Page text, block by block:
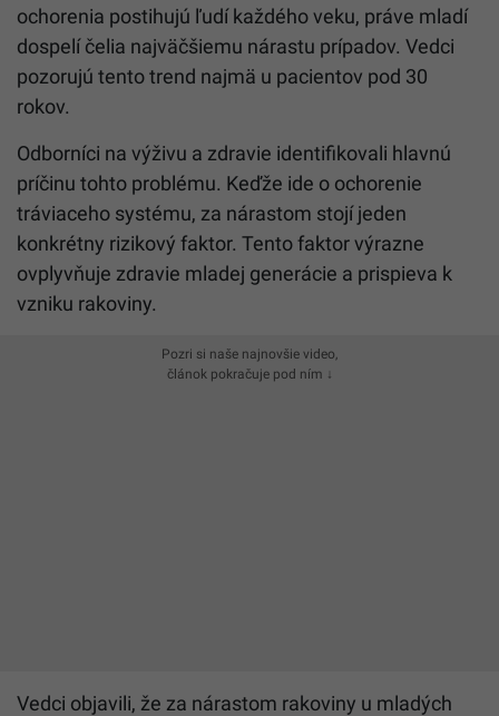
ochorenia postihujú ľudí každého veku, práve mladí
dospelí čelia najväčšiemu nárastu prípadov. Vedci
pozorujú tento trend najmä u pacientov pod 30
rokov.
Odborníci na výživu a zdravie identifikovali hlavnú
príčinu tohto problému. Keďže ide o ochorenie
tráviaceho systému, za nárastom stojí jeden
konkrétny rizikový faktor. Tento faktor výrazne
ovplyvňuje zdravie mladej generácie a prispieva k
vzniku rakoviny.
Pozri si naše najnovšie video,
článok pokračuje pod ním ↓
Vedci objavili, že za nárastom rakoviny u mladých